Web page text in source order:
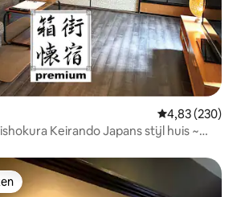
Gemiddelde
4,83 (230)
Keirando Japans stijl huis ~